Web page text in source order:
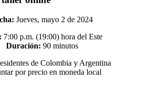
Jueves, mayo 2 de 2024
7:00 p.m. (19:00) hora del Este
Duración: 90 minutos
de Colombia y Argentina
por precio en moneda local